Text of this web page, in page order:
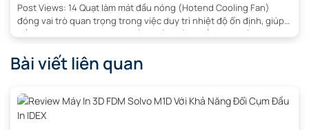
Post Views: 14 Quạt làm mát đầu nóng (Hotend Cooling Fan)
đóng vai trò quan trọng trong việc duy trì nhiệt độ ổn định, giúp
đầu nóng hoạt động hiệu quả và đảm bảo chất lượng bản in 3D.
giúp […]
Bài viết liên quan